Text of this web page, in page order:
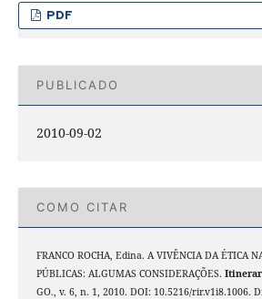
PDF
PUBLICADO
2010-09-02
COMO CITAR
FRANCO ROCHA, Edina. A VIVÊNCIA DA ÉTICA
PÚBLICAS: ALGUMAS CONSIDERAÇÕES.
GO., v. 6, n. 1, 2010. DOI: 10.5216/rir.v1i8.1006.